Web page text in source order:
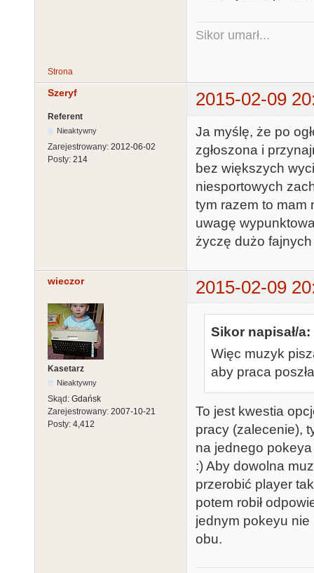
Sikor umarł...
Strona
Szeryf 2015-02-09
Referent
Nieaktywny
Zarejestrowany: 2012-06-02
Posty: 214
Ja myślę, że po
zgłoszona i
bez większych
niesportowych
tym razem to mam
uwagę
życzę dużo
wieczor 2015-02-09
Kasetarz
Nieaktywny
Skąd: Gdańsk
Zarejestrowany: 2007-10-21
Posty: 4,412
Sikor napisał/a:
Więc muzyk
aby praca
To jest kwestia
pracy (zalecenie),
na jednego
:) Aby dowolna
przerobić player
potem robił
jednym pokeyu
obu.